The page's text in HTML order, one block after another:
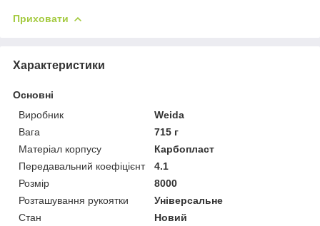
Приховати
Характеристики
Основні
Виробник
Weida
Вага
715 г
Матеріал корпусу
Карбопласт
Передавальний коефіцієнт
4.1
Розмір
8000
Розташування рукоятки
Універсальне
Стан
Новий